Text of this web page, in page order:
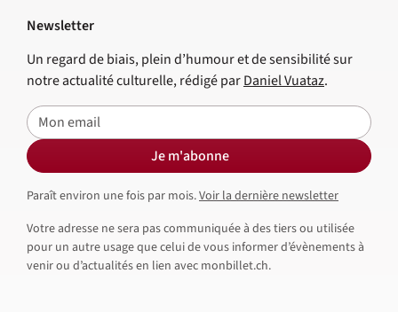
Newsletter
Un regard de biais, plein d’humour et de sensibilité sur
notre actualité culturelle, rédigé parDaniel Vuataz.
E-mail
Je m'abonne
Paraît environ une fois par mois.Voir la dernière newsletter
Votre adresse ne sera pas communiquée à des tiers ou utilisée
pour un autre usage que celui de vous informer d’évènements à
venir ou d’actualités en lien avec monbillet.ch.